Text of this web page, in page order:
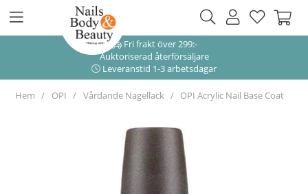
Fri frakt över 299:-
Auktoriserad återförsäljare
Leveranstid 1-3 arbetsdagar
Hem OPI Vårdande Nagellack OPI Acrylic Nail Base Coat